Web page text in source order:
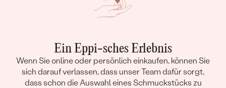
Ein Eppi-sches Erlebnis
Wenn Sie online oder persönlich einkaufen, können Sie
sich darauf verlassen, dass unser Team dafür sorgt,
dass schon die Auswahl eines Schmuckstücks zu